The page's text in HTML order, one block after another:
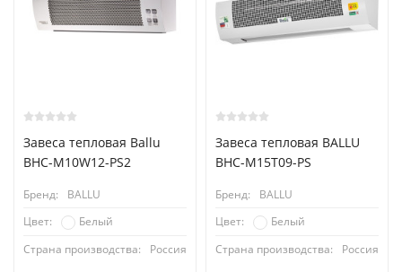
Завеса тепловая Ballu
BHC-M10W12-PS2
Бренд:
BALLU
Цвет:
Белый
Страна производства:
Россия
Завеса тепловая BALLU
BHC-M15T09-PS
Бренд:
BALLU
Цвет:
Белый
Страна производства:
Россия